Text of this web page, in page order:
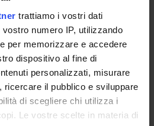
trattiamo i vostri dati
numero IP, utilizzando
per memorizzare e accedere
dispositivo al fine di
personalizzati, misurare
ricercare il pubblico e sviluppare
di scegliere chi utilizza i
Le vostre scelte in materia di